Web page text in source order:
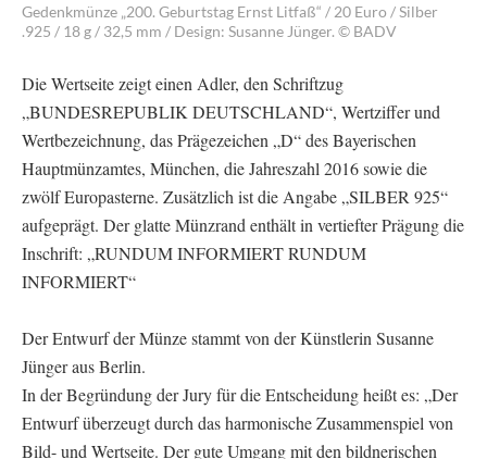
Gedenkmünze „200. Geburtstag Ernst Litfaß“ / 20 Euro / Silber
.925 / 18 g / 32,5 mm / Design: Susanne Jünger. © BADV
Die Wertseite zeigt einen Adler, den Schriftzug
„BUNDESREPUBLIK DEUTSCHLAND“, Wertziffer und
Wertbezeichnung, das Prägezeichen „D“ des Bayerischen
Hauptmünzamtes, München, die Jahreszahl 2016 sowie die
zwölf Europasterne. Zusätzlich ist die Angabe „SILBER 925“
aufgeprägt. Der glatte Münzrand enthält in vertiefter Prägung die
Inschrift: „RUNDUM INFORMIERT RUNDUM
INFORMIERT“
Der Entwurf der Münze stammt von der Künstlerin Susanne
Jünger aus Berlin.
In der Begründung der Jury für die Entscheidung heißt es: „Der
Entwurf überzeugt durch das harmonische Zusammenspiel von
Bild- und Wertseite. Der gute Umgang mit den bildnerischen